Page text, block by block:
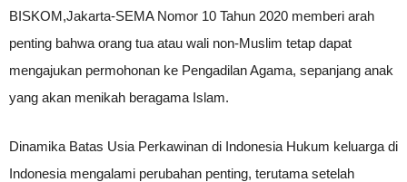
BISKOM,Jakarta-SEMA Nomor 10 Tahun 2020 memberi arah
penting bahwa orang tua atau wali non-Muslim tetap dapat
mengajukan permohonan ke Pengadilan Agama, sepanjang anak
yang akan menikah beragama Islam.
Dinamika Batas Usia Perkawinan di Indonesia Hukum keluarga di
Indonesia mengalami perubahan penting, terutama setelah